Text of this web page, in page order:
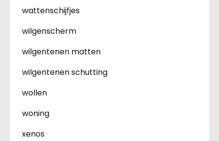
wattenschijfjes
wilgenscherm
wilgentenen matten
wilgentenen schutting
wollen
woning
xenos